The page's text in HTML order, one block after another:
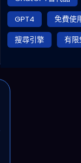
GPT4
免費使
搜尋引擎
有限